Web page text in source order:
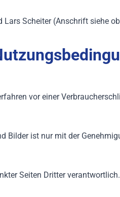
Scheiter (Anschrift siehe
vor einer
Bilder ist nur mit der
Seiten Dritter verantwortlich.